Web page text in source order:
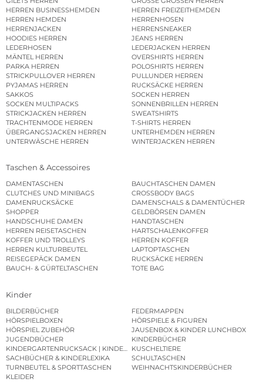
HERREN BUSINESSHEMDEN
HERREN FREIZEITHEMDEN
HERREN HEMDEN
HERRENHOSEN
HERRENJACKEN
HERRENSNEAKER
HOODIES HERREN
JEANS HERREN
LEDERHOSEN
LEDERJACKEN HERREN
MÄNTEL HERREN
OVERSHIRTS HERREN
PARKA HERREN
POLOSHIRTS HERREN
STRICKPULLOVER HERREN
PULLUNDER HERREN
PYJAMAS HERREN
RUCKSÄCKE HERREN
SAKKOS
SOCKEN HERREN
SOCKEN MULTIPACKS
SONNENBRILLEN HERREN
STRICKJACKEN HERREN
SWEATSHIRTS
TRACHTENMODE HERREN
T-SHIRTS HERREN
ÜBERGANGSJACKEN HERREN
UNTERHEMDEN HERREN
UNTERWÄSCHE HERREN
WINTERJACKEN HERREN
Taschen & Accessoires
DAMENTASCHEN
BAUCHTASCHEN DAMEN
CLUTCHES UND MINIBAGS
CROSSBODY BAGS
DAMENRUCKSÄCKE
DAMENSCHALS & DAMENTÜCHER
SHOPPER
GELDBÖRSEN DAMEN
HANDSCHUHE DAMEN
HANDTASCHEN
HERREN REISETASCHEN
HARTSCHALENKOFFER
KOFFER UND TROLLEYS
HERREN KOFFER
HERREN KULTURBEUTEL
LAPTOPTASCHEN
REISEGEPÄCK DAMEN
RUCKSÄCKE HERREN
BAUCH- & GÜRTELTASCHEN
TOTE BAG
Kinder
BILDERBÜCHER
FEDERMAPPEN
HÖRSPIELBOXEN
HÖRSPIELE & FIGUREN
HÖRSPIEL ZUBEHÖR
JAUSENBOX & KINDER LUNCHBOX
JUGENDBÜCHER
KINDERBÜCHER
KINDERGARTENRUCKSACK | KINDERGARTENBEUTEL
KUSCHELTIERE
SACHBÜCHER & KINDERLEXIKA
SCHULTASCHEN
TURNBEUTEL & SPORTTASCHEN
WEIHNACHTSKINDERBÜCHER
KLEIDER